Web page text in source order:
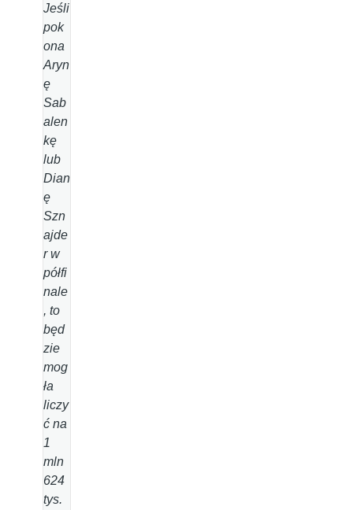
Jeśli
pok
ona
Aryn
ę
Sab
alen
kę
lub
Dian
ę
Szn
ajde
r w
półfi
nale
, to
będ
zie
mog
ła
liczy
ć na
1
mln
624
tys.